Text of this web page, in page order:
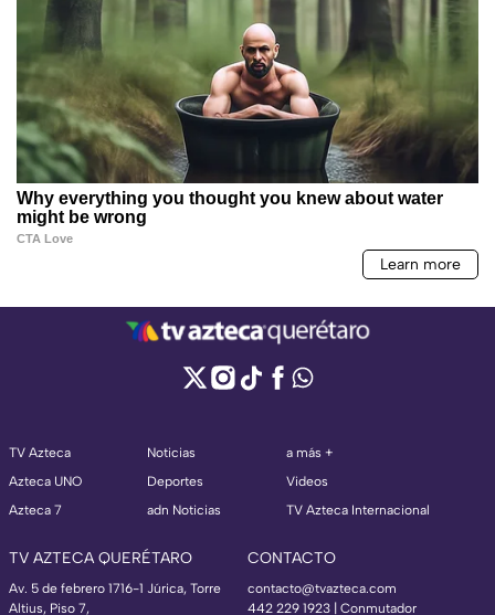
TV Azteca
Azteca UNO
Azteca 7
Noticias
Deportes
adn Noticias
a más +
Videos
TV Azteca Internacional
TV AZTECA QUERÉTARO
Av. 5 de febrero 1716-1 Júrica, Torre
Altius, Piso 7,
CONTACTO
contacto@tvazteca.com
442 229 1923 | Conmutador